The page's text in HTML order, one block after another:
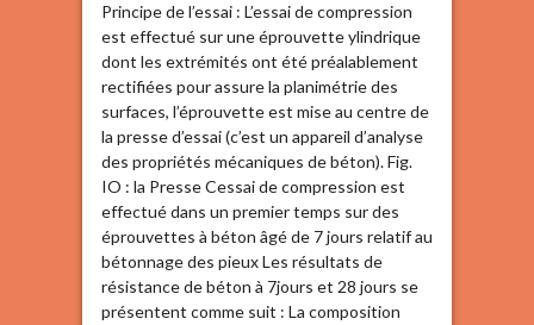
Principe de l’essai : L’essai de compression
est effectué sur une éprouvette ylindrique
dont les extrémités ont été préalablement
rectifiées pour assure la planimétrie des
surfaces, l’éprouvette est mise au centre de
la presse d’essai (c’est un appareil d’analyse
des propriétés mécaniques de béton). Fig.
IO : la Presse Cessai de compression est
effectué dans un premier temps sur des
éprouvettes à béton âgé de 7 jours relatif au
bétonnage des pieux Les résultats de
résistance de béton à 7jours et 28 jours se
présentent comme suit : La composition